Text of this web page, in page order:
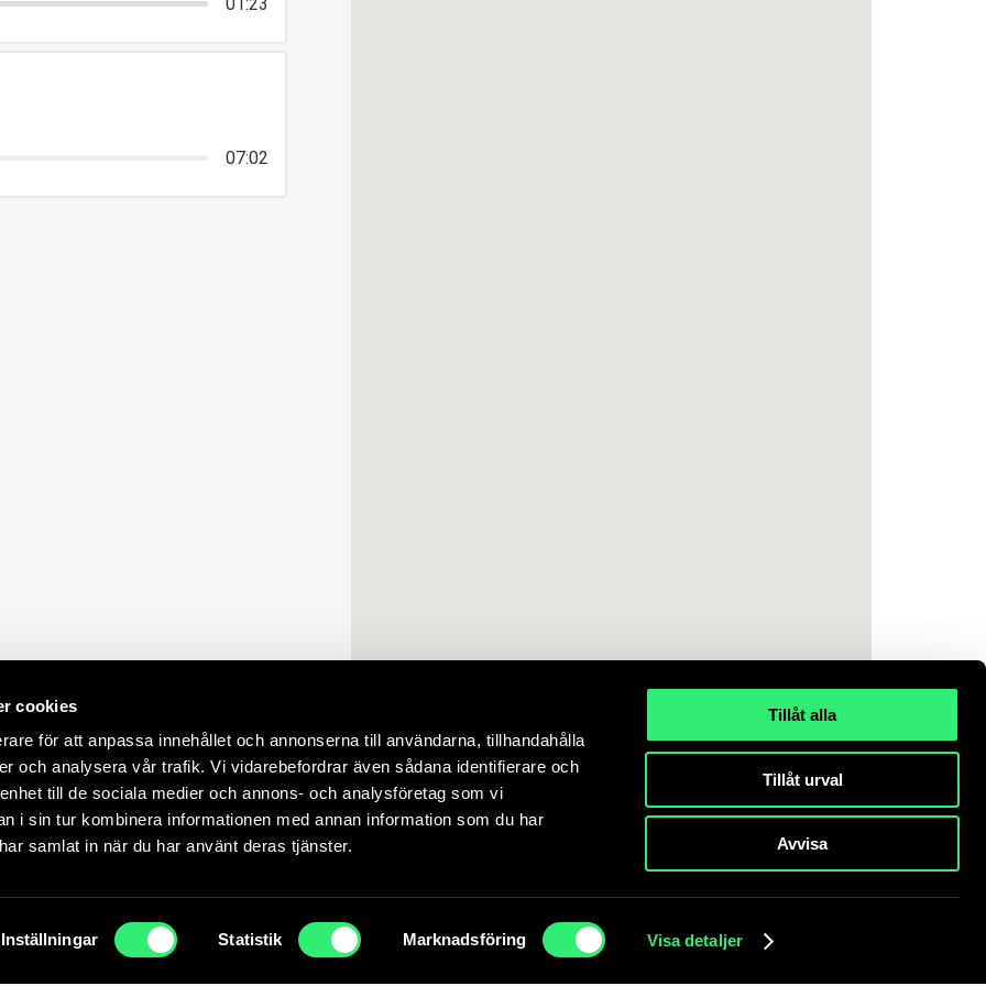
cookies
för att anpassa innehållet och annonserna till användarna, tillhandahålla
och analysera vår trafik. Vi vidarebefordrar även sådana identifierare och
till de sociala medier och annons- och analysföretag som vi
i sin tur kombinera informationen med annan information som du har
samlat in när du har använt deras tjänster.
Inställningar Statistik Marknadsföring Visa detaljer
Tillåt alla
Tillåt urval
Avvisa
07:02
ska bli så bra som möjligt. Genom att fortsätta använda vår webbplats accepterar du att cookies används.Läs mer.
ACCEPTERA ACCEPTERA EJ